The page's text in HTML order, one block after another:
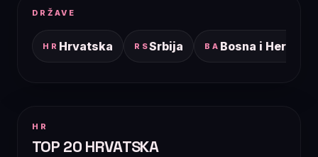
DRŽAVE
HR Hrvatska RSSrbija BA Bosna i
HR
TOP 20 HRVATSKA